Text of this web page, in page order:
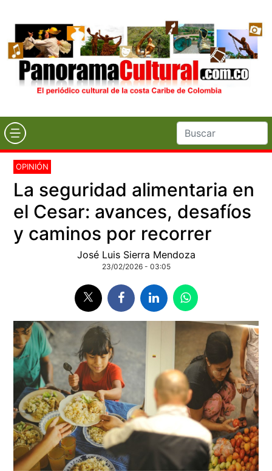
OPINIÓN
La seguridad alimentaria en
el Cesar: avances, desafíos
y caminos por recorrer
José Luis Sierra Mendoza
23/02/2026 - 03:05